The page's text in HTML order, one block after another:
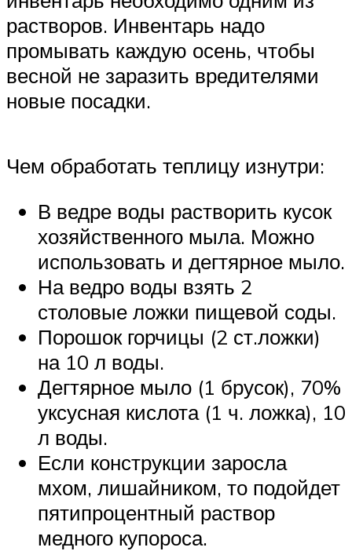
растворов. Инвентарь надо
промывать каждую осень, чтобы
весной не заразить вредителями
новые посадки.
Чем обработать теплицу изнутри:
В ведре воды растворить кусок
хозяйственного мыла. Можно
использовать и дегтярное мыло.
На ведро воды взять 2
столовые ложки пищевой соды.
Порошок горчицы (2 ст.ложки)
на 10 л воды.
Дегтярное мыло (1 брусок), 70%
уксусная кислота (1 ч. ложка), 10
л воды.
Если конструкции заросла
мхом, лишайником, то подойдет
пятипроцентный раствор
медного купороса.